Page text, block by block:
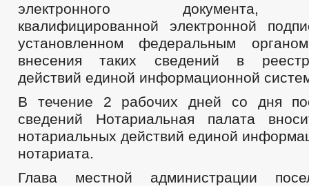
электронного документа,
квалифицированной электронной
установленном федеральным
внесения таких сведений в
действий единой информационной
В течение 2 рабочих дней со дня
сведений Нотариальная палата
нотариальных действий единой
нотариата.
Глава местной администрации